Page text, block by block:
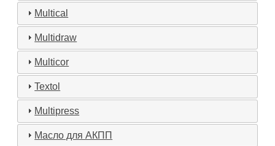
Multical
Multidraw
Multicor
Textol
Multipress
Масло для АКПП